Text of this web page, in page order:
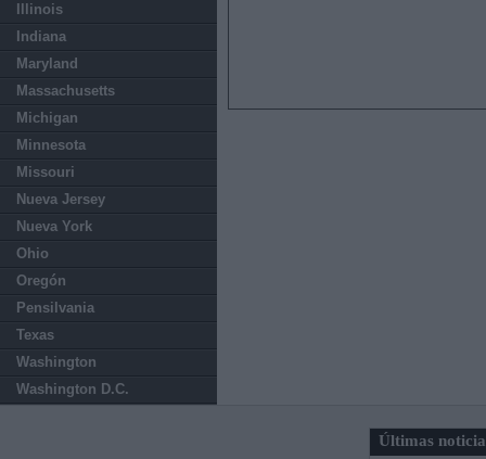
Illinois
Indiana
Maryland
Massachusetts
Michigan
Minnesota
Missouri
Nueva Jersey
Nueva York
Ohio
Oregón
Pensilvania
Texas
Washington
Washington D.C.
Últimas